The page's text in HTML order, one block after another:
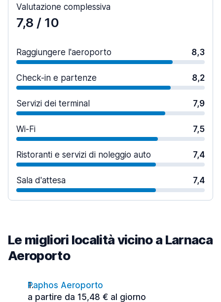
Valutazione complessiva
7,8 / 10
Raggiungere l'aeroporto 8,3
Check-in e partenze 8,2
Servizi dei terminal 7,9
Wi-Fi 7,5
Ristoranti e servizi di noleggio auto 7,4
Sala d'attesa 7,4
Le migliori località vicino a Larnaca
Aeroporto
Paphos Aeroporto
a partire da 15,48 € al giorno